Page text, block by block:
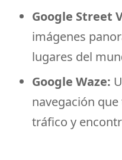
Google Street
imágenes
lugares del
Google Waze:
navegación
tráfico y